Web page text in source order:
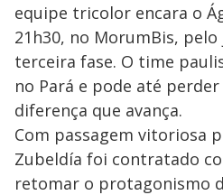
equipe tricolor encara o
21h30, no MorumBis,
terceira fase. O time
no Pará e pode até
diferença que avança.
Com passagem vitoriosa
Zubeldía foi contratado
retomar o protagonismo